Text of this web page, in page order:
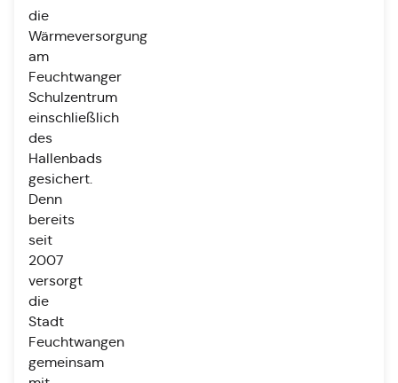
die
Wärmeversorgung
am
Feuchtwanger
Schulzentrum
einschließlich
des
Hallenbads
gesichert.
Denn
bereits
seit
2007
versorgt
die
Stadt
Feuchtwangen
gemeinsam